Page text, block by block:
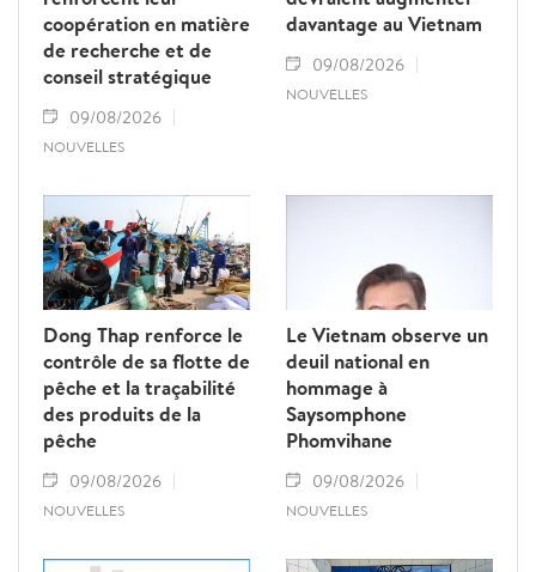
coopération en matière
de recherche et de
conseil stratégique
09/08/2026
NOUVELLES
davantage au Vietnam
09/08/2026
NOUVELLES
Dong Thap renforce le
contrôle de sa flotte de
pêche et la traçabilité
des produits de la
pêche
09/08/2026
NOUVELLES
Le Vietnam observe un
deuil national en
hommage à
Saysomphone
Phomvihane
09/08/2026
NOUVELLES